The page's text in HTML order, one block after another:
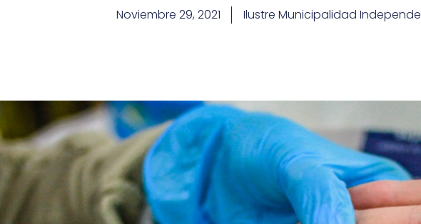
Noviembre 29, 2021 Ilustre Municipalidad